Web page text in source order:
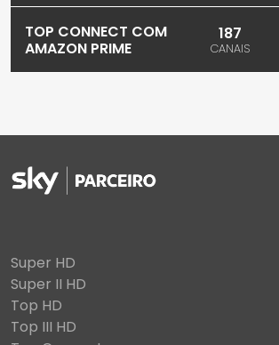
TOP CONNECT COM
AMAZON PRIME
187
CANAIS
Super HD
Super II HD
Top HD
Top III HD